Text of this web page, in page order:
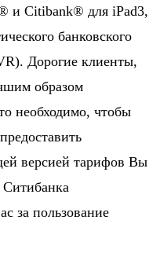
и Citibank® для iPad3,
банковского
Дорогие клиенты,
образом
необходимо, чтобы
версией тарифов Вы
Ситибанка
за пользование